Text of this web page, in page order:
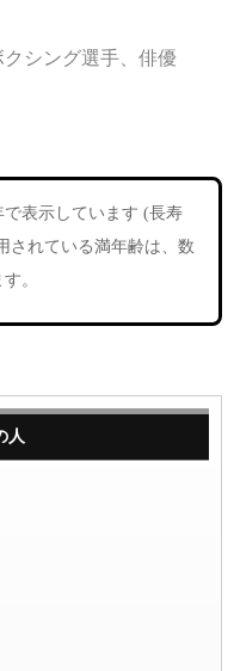
クシング選手、俳優
表示しています (長寿
されている満年齢は、数
。
人